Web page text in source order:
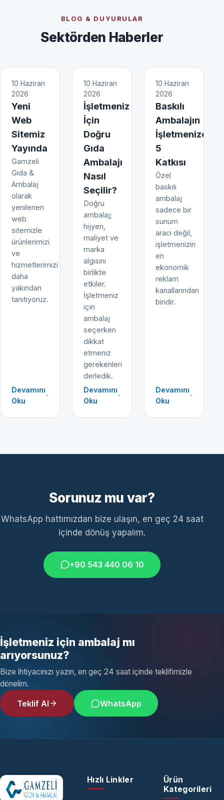
BLOG & DUYURULAR
Sektörden Haberler
10 Haziran
2026
Yeni
Web
Sitemiz
Yayında
Gamzeli
Gıda &
Ambalaj
olarak
yenilenen
web
sitemizle
ürünlerimizi
ve
hizmetlerimizi
daha
yakından
tanıtıyoruz.
Devamını
Oku
10 Haziran
2026
İşletmeniz
İçin
Doğru
Gıda
Ambalajı
Nasıl
Seçilir?
Doğru
ambalaj;
hijyen,
maliyet ve
marka
algısını
birlikte
etkiler.
İşletmeniz
için
ambalaj
seçerken
dikkat
etmeniz
gerekenleri
derledik.
Devamını
Oku
10 Haziran
2026
Baskılı
Ambalajın
İşletmenize
5
Katkısı
Özel
baskılı
ambalaj
sadece bir
sunum
aracı değil,
işletmenizin
en
ekonomik
reklam
kanallarından
biridir.
Devamını
Oku
Sorunuz mu var?
WhatsApp hattımızdan bize ulaşın, en geç 24 saat
içinde dönüş yapalım.
+90 543 440 06 10
İşletmeniz için ambalaj mı
arıyorsunuz?
Bize ihtiyacınızı yazın, en geç 24 saat içinde teklifimizle
dönelim.
Teklif Al WhatsApp
Hızlı Linkler
Ürün
Kategorileri